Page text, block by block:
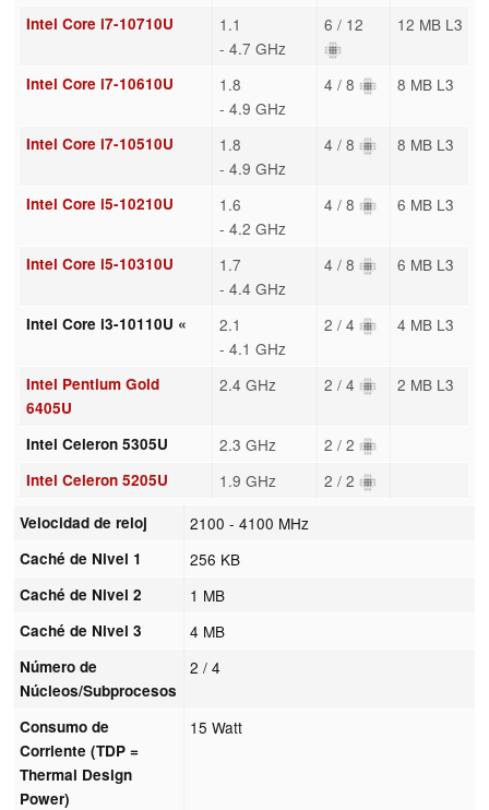
Intel Core i7-10710U
1.1
- 4.7 GHz
6 / 12 12 MB L3
Intel Core i7-10610U
1.8
- 4.9 GHz
4 / 8 8 MB L3
Intel Core i7-10510U
1.8
- 4.9 GHz
4 / 8 8 MB L3
Intel Core i5-10210U
1.6
- 4.2 GHz
4 / 8 6 MB L3
Intel Core i5-10310U
1.7
- 4.4 GHz
4 / 8 6 MB L3
Intel Core i3-10110U «
2.1
- 4.1 GHz
2 / 4 4 MB L3
Intel Pentium Gold
6405U
2.4 GHz 2 / 4 2 MB L3
Intel Celeron 5305U 2.3 GHz 2 / 2
Intel Celeron 5205U 1.9 GHz 2 / 2
Velocidad de reloj 2100 - 4100 MHz
Caché de Nivel 1 256 KB
Caché de Nivel 2 1 MB
Caché de Nivel 3 4 MB
Número de
Núcleos/Subprocesos
2 / 4
Consumo de
Corriente (TDP =
Thermal Design
Power)
15 Watt